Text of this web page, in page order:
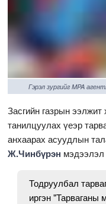
Гэрэл зургийг MPA
Засгийн газрын
танилцуулах үеэр
анхаарах асуудлын
Ж.Чинбүрэн мэдээлэл
Тодруулбал
иргэн "Тарваганы